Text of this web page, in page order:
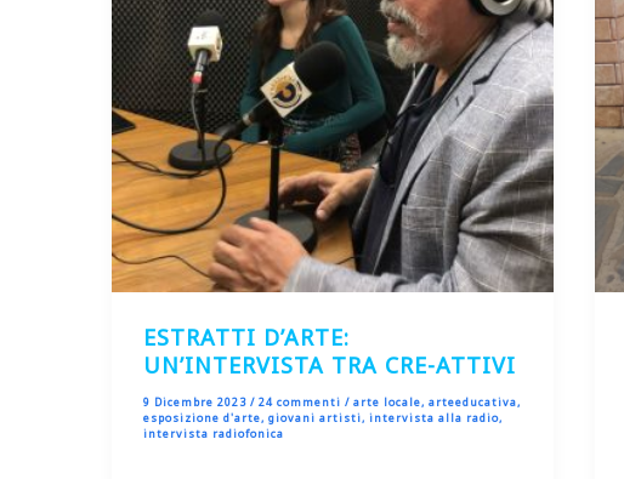
ESTRATTI D’ARTE:
UN’INTERVISTA TRA CRE-ATTIVI
9 Dicembre 2023 / 24 commenti / arte locale, arteeducativa,
esposizione d'arte, giovani artisti, intervista alla radio,
intervista radiofonica